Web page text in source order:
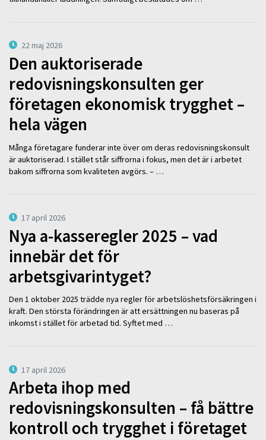
22 maj 2026
Den auktoriserade
redovisningskonsulten ger
företagen ekonomisk trygghet –
hela vägen
Många företagare funderar inte över om deras redovisningskonsult
är auktoriserad. I stället står siffrorna i fokus, men det är i arbetet
bakom siffrorna som kvaliteten avgörs. – …
17 april 2026
Nya a-kasseregler 2025 – vad
innebär det för
arbetsgivarintyget?
Den 1 oktober 2025 trädde nya regler för arbetslöshetsförsäkringen i
kraft. Den största förändringen är att ersättningen nu baseras på
inkomst i stället för arbetad tid. Syftet med …
17 april 2026
Arbeta ihop med
redovisningskonsulten – få bättre
kontroll och trygghet i företaget